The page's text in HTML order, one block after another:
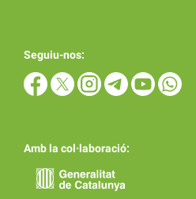
Seguiu-nos:
Amb la col·laboració: